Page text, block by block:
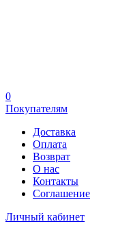
0
Покупателям
Доставка
Оплата
Возврат
О нас
Контакты
Соглашение
Личный кабинет